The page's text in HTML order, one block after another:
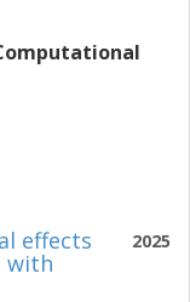
2025
effects
with